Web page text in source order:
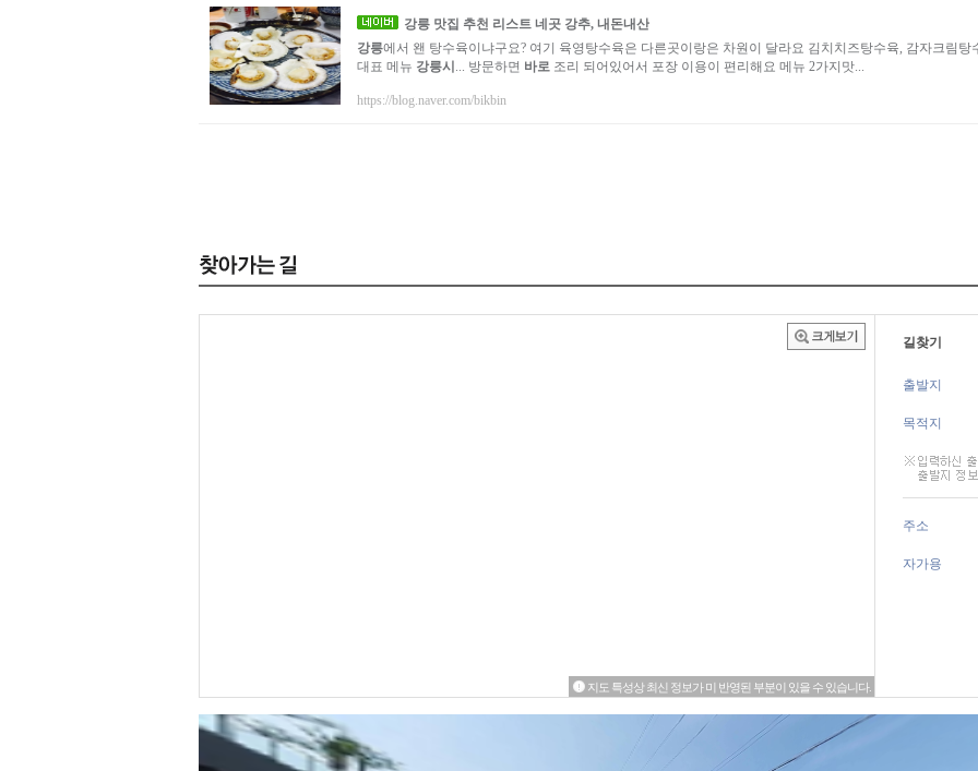
강릉 맛집 추천 리스트 네곳 강추, 내돈내산
강릉에서 왠 탕수육이냐구요? 여기 육영탕수육은 다른곳이랑은 차원이 달라요 김치치즈탕수육, 감자크림탕
대표 메뉴 강릉시 ... 방문하면 바로 조리 되어있어서 포장 이용이 편리해요 메뉴 2가지맛...
https://blog.naver.com/bikbin
지도 특성상 최신 정보가 미 반영된 부분이 있을 수 있습니다.
길찾기
출발지
목적지
주소
자가용